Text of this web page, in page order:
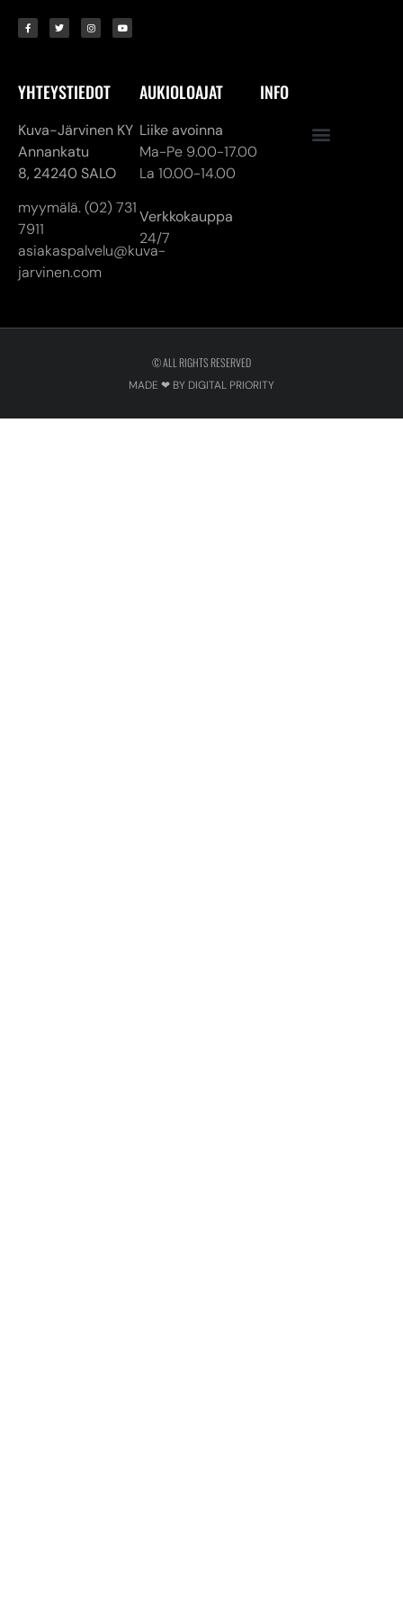
YHTEYSTIEDOT
Kuva-Järvinen KY
Annankatu
8, 24240 SALO
myymälä. (02) 731
7911
asiakaspalvelu@kuva-
jarvinen.com
AUKIOLOAJAT
Liike avoinna
Ma-Pe 9.00-17.00
La 10.00-14.00
Verkkokauppa
24/7
INFO
© ALL RIGHTS RESERVED
MADE ❤ BY DIGITAL PRIORITY